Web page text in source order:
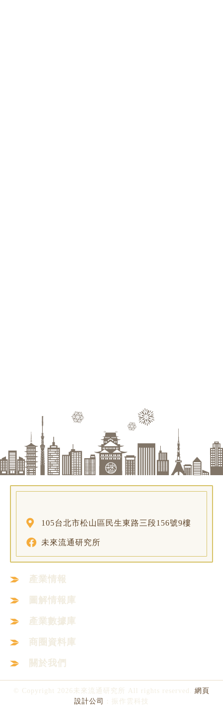
105台北市松山區民生東路三段156號9樓
未來流通研究所
產業情報
圖解情報庫
產業數據庫
商圈資料庫
關於我們
© Copyright 2026未來流通研究所 All rights reserved. 網頁
設計公司
：振作雲科技